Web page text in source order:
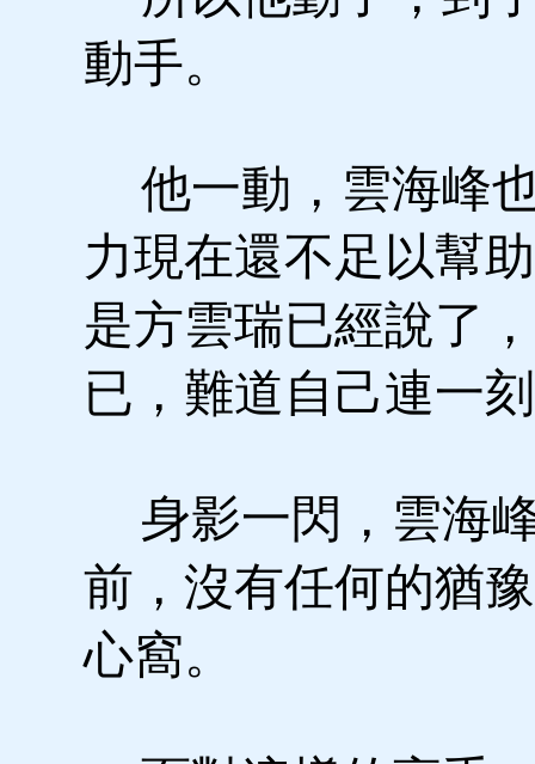
動手。
他一動，雲海峰
力現在還不足以幫
是方雲瑞已經說了
已，難道自己連一
身影一閃，雲海
前，沒有任何的猶
心窩。